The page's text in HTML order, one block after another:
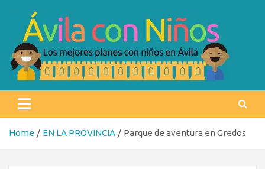
content
Ávila con niños
Home EN LA PROVINCIA Parque de aventura en Gredos